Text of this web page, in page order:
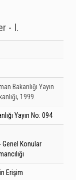
- I.
Bakanlığı Yayın
1999.
Yayın No: 094
Genel Konular
Erişim